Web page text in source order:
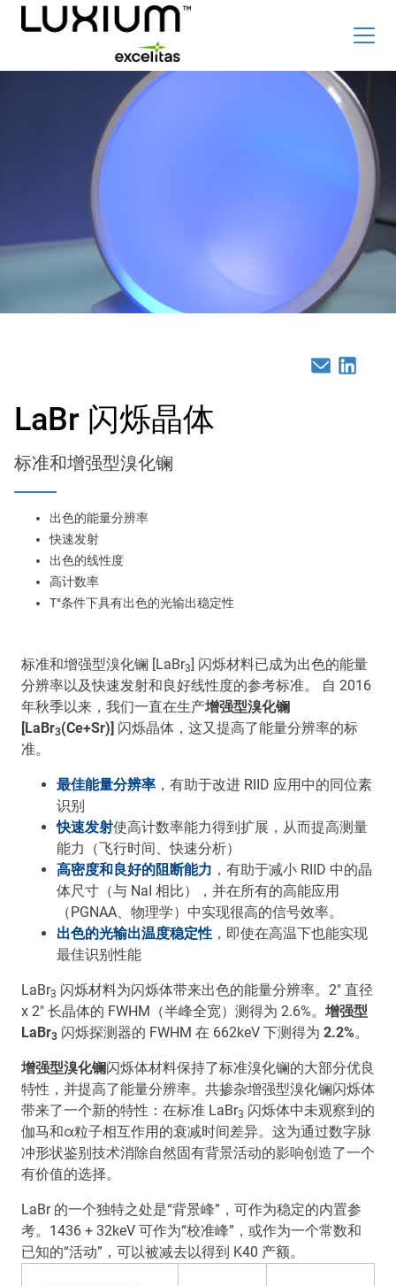
新闻和事件
Radiation Detection Blog
联系我们
Main
navigation
Applications
Thermal conductivity, shock resistance, defined flatness
& surface finish for the automotive market.
LEARN MORE
Email
LaBr 闪烁晶体
标准和增强型溴化镧
出色的能量分辨率
快速发射
出色的线性度
高计数率
T°条件下具有出色的光输出稳定性
标准和增强型溴化镧 [LaBr3] 闪烁材料已成为出色的能量
分辨率以及快速发射和良好线性度的参考标准。 自 2016
年秋季以来，我们一直在生产增强型溴化镧
[LaBr3(Ce+Sr)] 闪烁晶体，这又提高了能量分辨率的标
准。
最佳能量分辨率 ，有助于改进 RIID 应用中的同位素
识别
快速发射使高计数率能力得到扩展，从而提高测量
能力（飞行时间、快速分析）
高密度和良好的阻断能力 ，有助于减小 RIID 中的晶
体尺寸（与 NaI 相比），并在所有的高能应用
（PGNAA、物理学）中实现很高的信号效率。
出色的光输出温度稳定性 ，即使在高温下也能实现
最佳识别性能
LaBr3 闪烁材料为闪烁体带来出色的能量分辨率。2" 直径
x 2" 长晶体的 FWHM（半峰全宽）测得为 2.6%。 增强型
LaBr3 闪烁探测器的 FWHM 在 662keV 下测得为 2.2%。
增强型溴化镧闪烁体材料保持了标准溴化镧的大部分优良
特性，并提高了能量分辨率。共掺杂增强型溴化镧闪烁体
带来了一个新的特性：在标准 LaBr3 闪烁体中未观察到的
伽马和α粒子相互作用的衰减时间差异。这为通过数字脉
冲形状鉴别技术消除自然固有背景活动的影响创造了一个
有价值的选择。
LaBr 的一个独特之处是“背景峰”，可作为稳定的内置参
考。1436 + 32keV 可作为“校准峰”，或作为一个常数和
已知的“活动”，可以被减去以得到 K40 产额。